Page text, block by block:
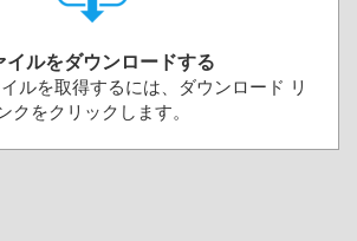
イルをダウンロードする
ルを取得するには、ダウンロード リ
クをクリックします。